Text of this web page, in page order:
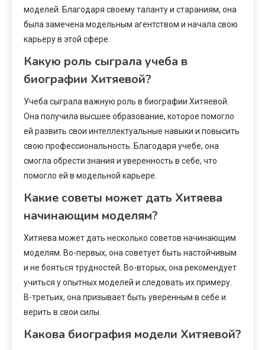
моделей. Благодаря своему таланту и стараниям, она
была замечена модельным агентством и начала свою
карьеру в этой сфере.
Какую роль сыграла учеба в
биографии Хитяевой?
Учеба сыграла важную роль в биографии Хитяевой.
Она получила высшее образование, которое помогло
ей развить свои интеллектуальные навыки и повысить
свою профессиональность. Благодаря учебе, она
смогла обрести знания и уверенность в себе, что
помогло ей в модельной карьере.
Какие советы может дать Хитяева
начинающим моделям?
Хитяева может дать несколько советов начинающим
моделям. Во-первых, она советует быть настойчивым
и не бояться трудностей. Во-вторых, она рекомендует
учиться у опытных моделей и следовать их примеру.
В-третьих, она призывает быть уверенным в себе и
верить в свои силы.
Какова биография модели Хитяевой?